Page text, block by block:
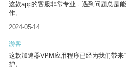
这款app的客服非常专业，遇到问题总是
作。
2024-05-14
游客
这款加速器VPM应用程序已经为我们带
护。